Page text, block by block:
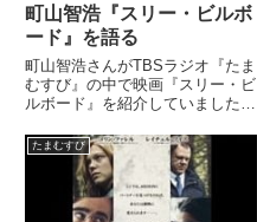
町山智浩『スリー・ビルボ
ード』を語る
町山智浩さんがTBSラジオ『たま
むすび』の中で映画『スリー・ビ
ルボード』を紹介していました。
に『ゲット・アウト』を見てきま
して。（町山智浩）ああ、そうで
すか！（海保知里）仲間が増えま
した。（町山智浩）どうでした...
たまむすび